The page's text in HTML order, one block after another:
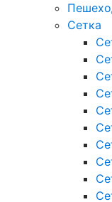
Сетка